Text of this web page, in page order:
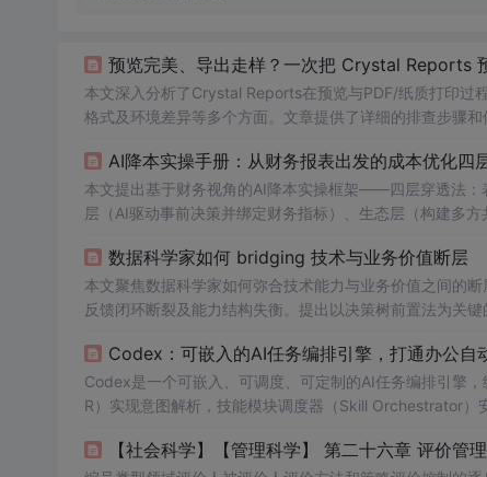
预览完美、导出走样？一次把 Crystal Reports
本文深入分析了Crystal Reports在预览与PDF/纸质打印过
格式及环境差异等多个方面。文章提供了详细的排查步骤
AI降本实操手册：从财务报表出发的成本优化四
本文提出基于财务视角的AI降本实操框架——四层穿透法：
层（AI驱动事前决策并绑定财务指标）、生态层（构建多
型陷阱。
数据科学家如何 bridging 技术与业务价值断层
本文聚焦数据科学家如何弥合技术能力与业务价值之间的
反馈闭环断裂及能力结构失衡。提出以决策树前置法为关
Codex：可嵌入的AI任务编排引擎，打通办公自
Codex是一个可嵌入、可调度、可定制的AI任务编排引擎
R）实现意图解析，技能模块调度器（Skill Orchestrator
与沙箱化执行。
【社会科学】【管理科学】 第二十六章 评价